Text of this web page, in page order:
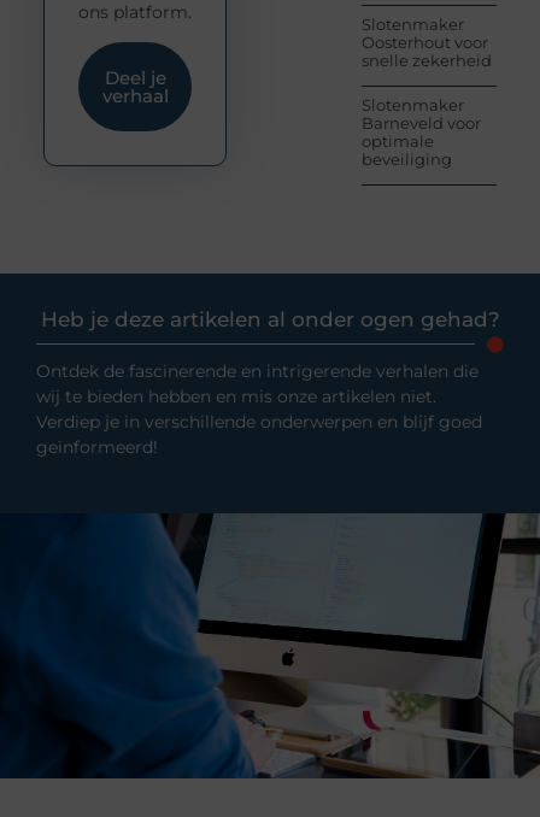
Slotenmaker
Oosterhout voor
snelle zekerheid
Slotenmaker
Barneveld voor
optimale
beveiliging
ons platform.
Deel je
verhaal
Heb je deze artikelen al onder ogen gehad?
Ontdek de fascinerende en intrigerende verhalen die
wij te bieden hebben en mis onze artikelen niet.
Verdiep je in verschillende onderwerpen en blijf goed
geïnformeerd!